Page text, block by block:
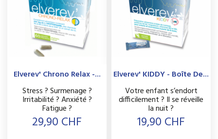
Elverev' Chrono Relax -...
Stress ? Surmenage ?
Irritabilité ? Anxiété ?
Fatigue ?
Prix
29,90 CHF
Elverev' KIDDY - Boîte De...
Votre enfant s’endort
difficilement ? Il se réveille
la nuit ?
Prix
19,90 CHF